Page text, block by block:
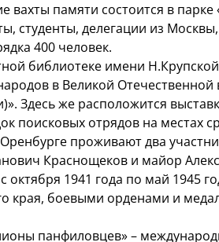
вахты памяти состоится в
студенты, делегации из
400 человек.
библиотеке имени
в Великой
Здесь же расположится
поисковых отрядов на местах
проживают два
Краснощеков и майор
октября 1941 года по май 1945
края, боевыми орденами и
панфиловцев» –